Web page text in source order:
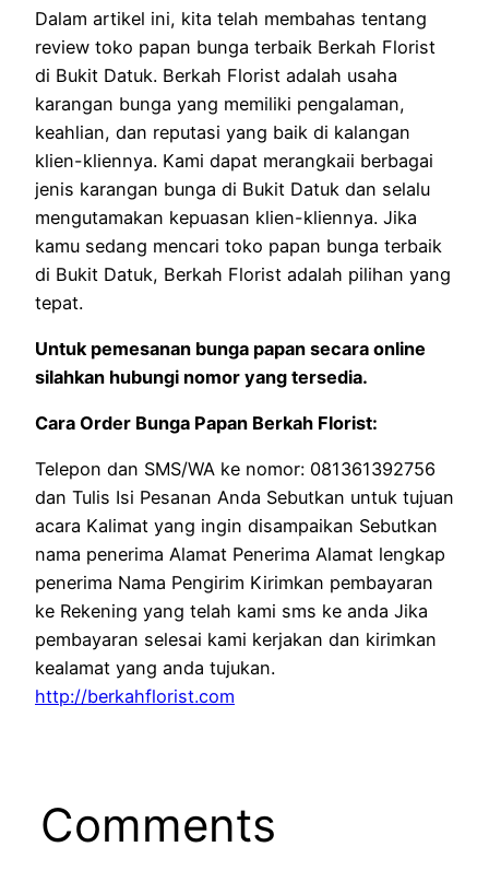
Dalam artikel ini, kita telah membahas tentang
review toko papan bunga terbaik Berkah Florist
di Bukit Datuk. Berkah Florist adalah usaha
karangan bunga yang memiliki pengalaman,
keahlian, dan reputasi yang baik di kalangan
klien-kliennya. Kami dapat merangkaii berbagai
jenis karangan bunga di Bukit Datuk dan selalu
mengutamakan kepuasan klien-kliennya. Jika
kamu sedang mencari toko papan bunga terbaik
di Bukit Datuk, Berkah Florist adalah pilihan yang
tepat.
Untuk pemesanan bunga papan secara online
silahkan hubungi nomor yang tersedia.
Cara Order Bunga Papan Berkah Florist:
Telepon dan SMS/WA ke nomor: 081361392756
dan Tulis Isi Pesanan Anda Sebutkan untuk tujuan
acara Kalimat yang ingin disampaikan Sebutkan
nama penerima Alamat Penerima Alamat lengkap
penerima Nama Pengirim Kirimkan pembayaran
ke Rekening yang telah kami sms ke anda Jika
pembayaran selesai kami kerjakan dan kirimkan
kealamat yang anda tujukan.
http://berkahflorist.com
Comments